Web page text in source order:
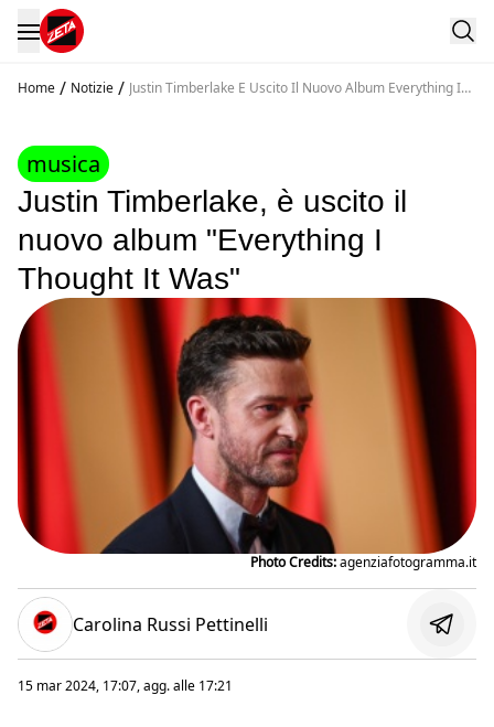
Home / Notizie / Justin Timberlake E Uscito Il Nuovo Album Everything I
musica
Justin Timberlake, è uscito il
nuovo album "Everything I
Thought It Was"
Photo Credits:agenziafotogramma.it
Carolina Russi Pettinelli
15 mar 2024, 17:07, agg. alle 17:21